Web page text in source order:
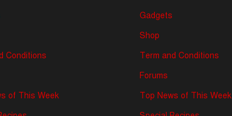
Conditions
of This Week
Gadgets
Shop
Term and Conditions
Forums
Top News of This Week